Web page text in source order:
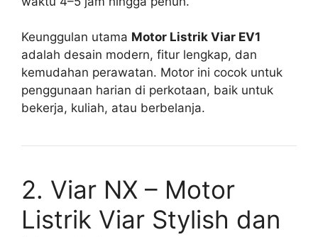
Keunggulan utama Motor Listrik Viar EV1
adalah desain modern, fitur lengkap, dan
kemudahan perawatan. Motor ini cocok untuk
penggunaan harian di perkotaan, baik untuk
bekerja, kuliah, atau berbelanja.
2. Viar NX – Motor
Listrik Viar Stylish dan